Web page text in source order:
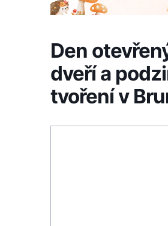
Den
dveří a
tvoření v